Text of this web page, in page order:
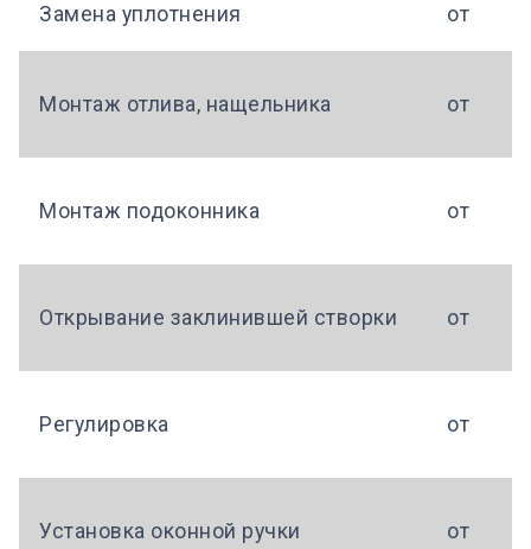
Замена уплотнения от
Монтаж отлива, нащельника от
Монтаж подоконника от
Открывание заклинившей створки от
Регулировка от
Установка оконной ручки от